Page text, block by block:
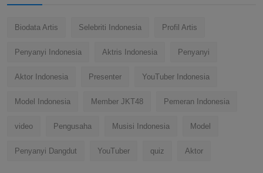
Biodata Artis Selebriti Indonesia Profil Artis
Penyanyi Indonesia Aktris Indonesia Penyanyi
Aktor Indonesia Presenter YouTuber Indonesia
Model Indonesia Member JKT48 Pemeran Indonesia
video Pengusaha Musisi Indonesia Model
Penyanyi Dangdut YouTuber quiz Aktor